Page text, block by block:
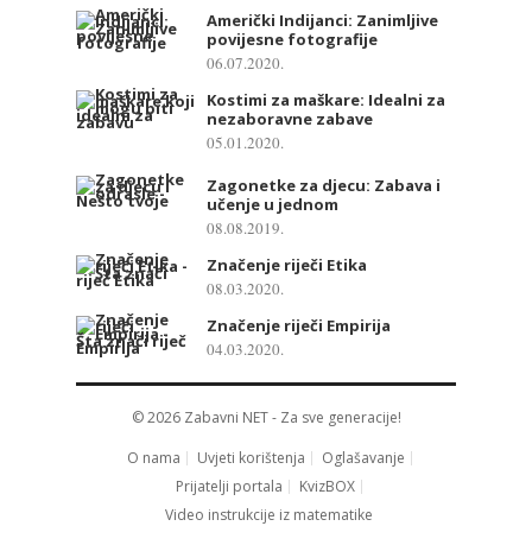
Američki Indijanci: Zanimljive
povijesne fotografije
06.07.2020.
Kostimi za maškare: Idealni za
nezaboravne zabave
05.01.2020.
Zagonetke za djecu: Zabava i
učenje u jednom
08.08.2019.
Značenje riječi Etika
08.03.2020.
Značenje riječi Empirija
04.03.2020.
© 2026 Zabavni NET- Za sve generacije!
O nama
Uvjeti korištenja
Oglašavanje
Prijatelji portala
KvizBOX
Video instrukcije iz matematike